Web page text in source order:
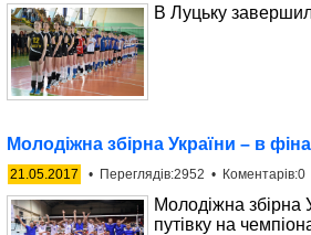
В Луцьку
Молодіжна збірна України – в
21.05.2017 • Переглядів:2952 • Коментарів:0
Молодіжна збірна
путівку на